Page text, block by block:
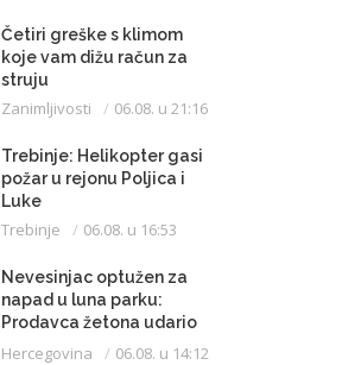
Četiri greške s klimom
koje vam dižu račun za
struju
Zanimljivosti 06.08. u 21:16
Trebinje: Helikopter gasi
požar u rejonu Poljica i
Luke
Trebinje 06.08. u 16:53
Nevesinjac optužen za
napad u luna parku:
Prodavca žetona udario
mikrofonom u glavu
Hercegovina 06.08. u 14:12